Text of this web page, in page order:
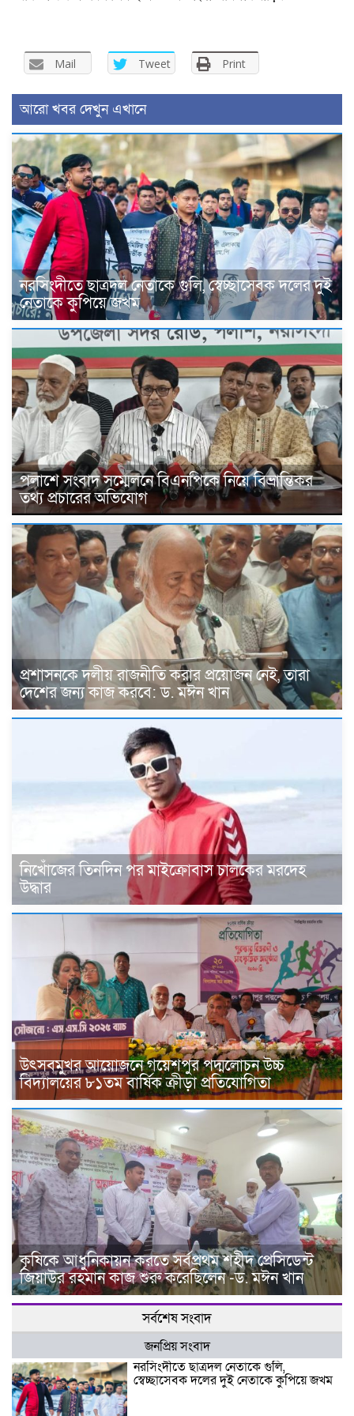
Mail Tweet Print
আরো খবর দেখুন এখানে
নরসিংদীতে ছাত্রদল নেতাকে গুলি, স্বেচ্ছাসেবক দলের দুই
নেতাকে কুপিয়ে জখম
পলাশে সংবাদ সম্মেলনে বিএনপিকে নিয়ে বিভ্রান্তিকর
তথ্য প্রচারের অভিযোগ
প্রশাসনকে দলীয় রাজনীতি করার প্রয়োজন নেই, তারা
দেশের জন্য কাজ করবে: ড. মঈন খান
নিখোঁজের তিনদিন পর মাইক্রোবাস চালকের মরদেহ
উদ্ধার
উৎসবমুখর আয়োজনে গয়েশপুর পদ্মলোচন উচ্চ
বিদ্যালয়ের ৮১তম বার্ষিক ক্রীড়া প্রতিযোগিতা
কৃষিকে আধুনিকায়ন করতে সর্বপ্রথম শহীদ প্রেসিডেন্ট
জিয়াউর রহমান কাজ শুরু করেছিলেন -ড. মঈন খান
সর্বশেষ সংবাদ
জনপ্রিয় সংবাদ
নরসিংদীতে ছাত্রদল নেতাকে গুলি,
স্বেচ্ছাসেবক দলের দুই নেতাকে কুপিয়ে জখম